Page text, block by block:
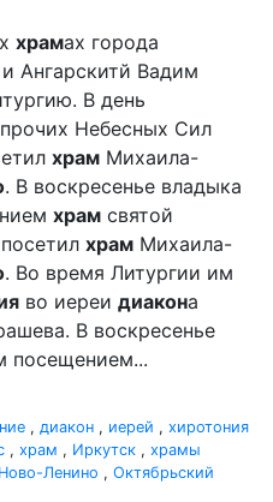
храмах города
Ангарскитй Вадим
В день
Небесных Сил
храм Михаила-
. В воскресенье владыка
храм святой
храм Михаила-
. Во время Литургии им
во иереи диакона
В воскресенье
посещением...
, диакон , иерей , хиротония
, храм , Иркутск , храмы
Ново-Ленино , Октябрьский